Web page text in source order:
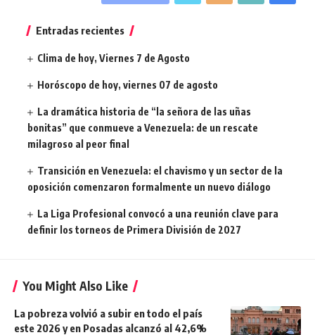
Entradas recientes
Clima de hoy, Viernes 7 de Agosto
Horóscopo de hoy, viernes 07 de agosto
La dramática historia de “la señora de las uñas
bonitas” que conmueve a Venezuela: de un rescate
milagroso al peor final
Transición en Venezuela: el chavismo y un sector de la
oposición comenzaron formalmente un nuevo diálogo
La Liga Profesional convocó a una reunión clave para
definir los torneos de Primera División de 2027
You Might Also Like
La pobreza volvió a subir en todo el país
este 2026 y en Posadas alcanzó al 42,6%